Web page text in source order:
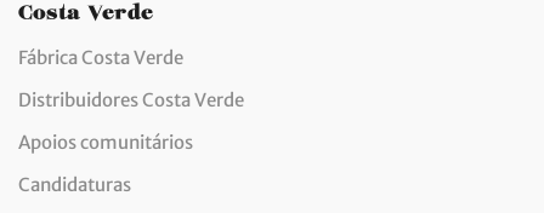
Costa Verde
Fábrica Costa Verde
Distribuidores Costa Verde
Apoios comunitários
Candidaturas